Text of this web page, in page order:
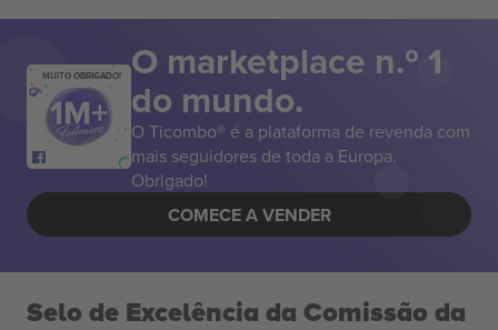
MUITO OBRIGADO! O marketplace n.º 1
do mundo.
O Ticombo® é a plataforma de revenda com
mais seguidores de toda a Europa.
Obrigado!
COMECE A VENDER
Selo de Excelência da Comissão da